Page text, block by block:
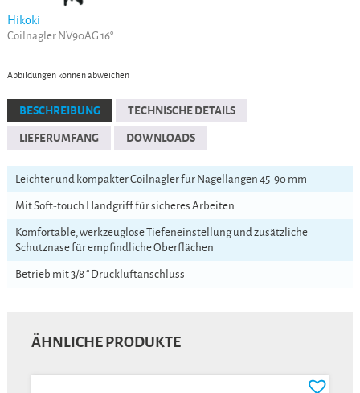
Hikoki
Coilnagler NV90AG 16°
Abbildungen können abweichen
BESCHREIBUNG TECHNISCHE DETAILS
LIEFERUMFANG DOWNLOADS
Leichter und kompakter Coilnagler für Nagellängen 45-90 mm
Mit Soft-touch Handgriff für sicheres Arbeiten
Komfortable, werkzeuglose Tiefeneinstellung und zusätzliche
Schutznase für empfindliche Oberflächen
Betrieb mit 3/8 “ Druckluftanschluss
ÄHNLICHE PRODUKTE